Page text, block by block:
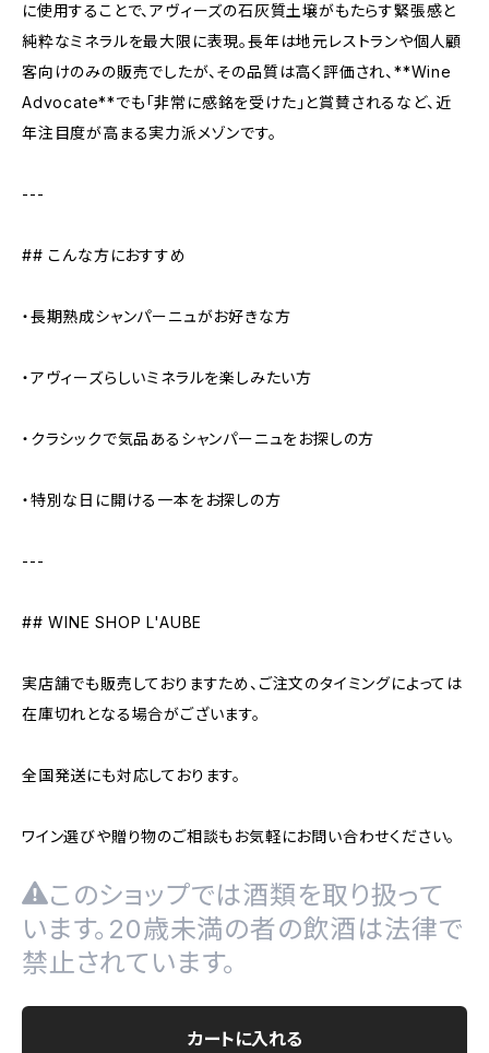
に使用することで、アヴィーズの石灰質土壌がもたらす緊張感と
純粋なミネラルを最大限に表現。長年は地元レストランや個人顧
客向けのみの販売でしたが、その品質は高く評価され、**Wine
Advocate**でも「非常に感銘を受けた」と賞賛されるなど、近
年注目度が高まる実力派メゾンです。
---
## こんな方におすすめ
・長期熟成シャンパーニュがお好きな方
・アヴィーズらしいミネラルを楽しみたい方
・クラシックで気品あるシャンパーニュをお探しの方
・特別な日に開ける一本をお探しの方
---
## WINE SHOP L'AUBE
実店舗でも販売しておりますため、ご注文のタイミングによっては
在庫切れとなる場合がございます。
全国発送にも対応しております。
ワイン選びや贈り物のご相談もお気軽にお問い合わせください。
このショップでは酒類を取り扱って
います。20歳未満の者の飲酒は法律で
禁止されています。
カートに入れる